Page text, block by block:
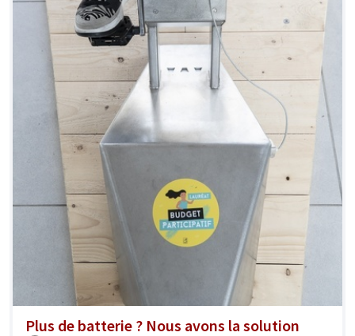
Plus de batterie ? Nous avons la solution